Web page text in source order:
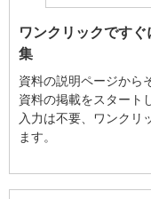
ワンクリックです
集
資料の説明ページから
資料の掲載をスタート
入力は不要、ワンクリ
ます。